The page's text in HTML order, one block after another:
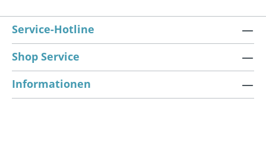
Service-Hotline
Shop Service
Informationen